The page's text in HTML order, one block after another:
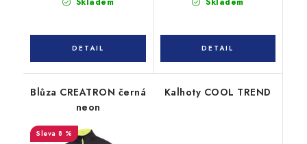
Blůza CREATRON černá
neon
8 %
Kalhoty COOL TREND